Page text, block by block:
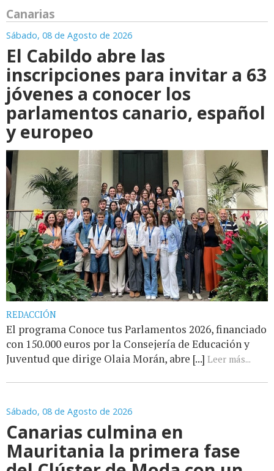
Canarias
Sábado, 08 de Agosto de 2026
El Cabildo abre las
inscripciones para invitar a 63
jóvenes a conocer los
parlamentos canario, español
y europeo
REDACCIÓN
El programa Conoce tus Parlamentos 2026, financiado
con 150.000 euros por la Consejería de Educación y
Juventud que dirige Olaia Morán, abre [...] Leer más...
Sábado, 08 de Agosto de 2026
Canarias culmina en
Mauritania la primera fase